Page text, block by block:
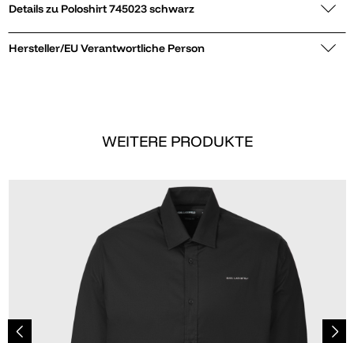
Details zu Poloshirt 745023 schwarz
Hersteller/EU Verantwortliche Person
WEITERE PRODUKTE